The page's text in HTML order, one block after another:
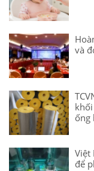
và
ống
Việt
để